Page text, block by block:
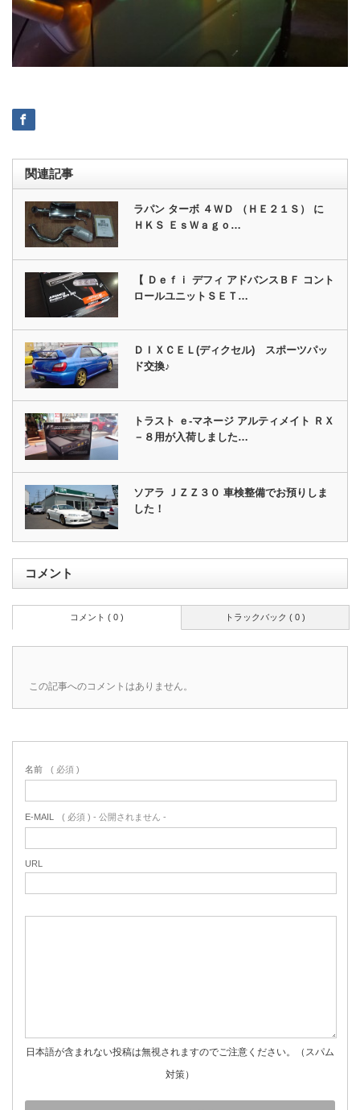
関連記事
ラパン ターボ ４ＷＤ （ＨＥ２１Ｓ） に
ＨＫＳ ＥｓＷａｇｏ…
【 Ｄｅｆｉ デフィ アドバンスＢＦ コント
ロールユニットＳＥＴ…
ＤＩＸＣＥＬ(ディクセル) スポーツパッ
ド交換♪
トラスト ｅ‐マネージ アルティメイト ＲＸ
－８用が入荷しました…
ソアラ ＪＺＺ３０ 車検整備でお預りしま
した！
コメント
トラックバック ( 0 )
コメント ( 0 )
この記事へのコメントはありません。
名前 ( 必須 )
E-MAIL ( 必須 ) - 公開されません -
URL
日本語が含まれない投稿は無視されますのでご注意ください。（スパム
対策）